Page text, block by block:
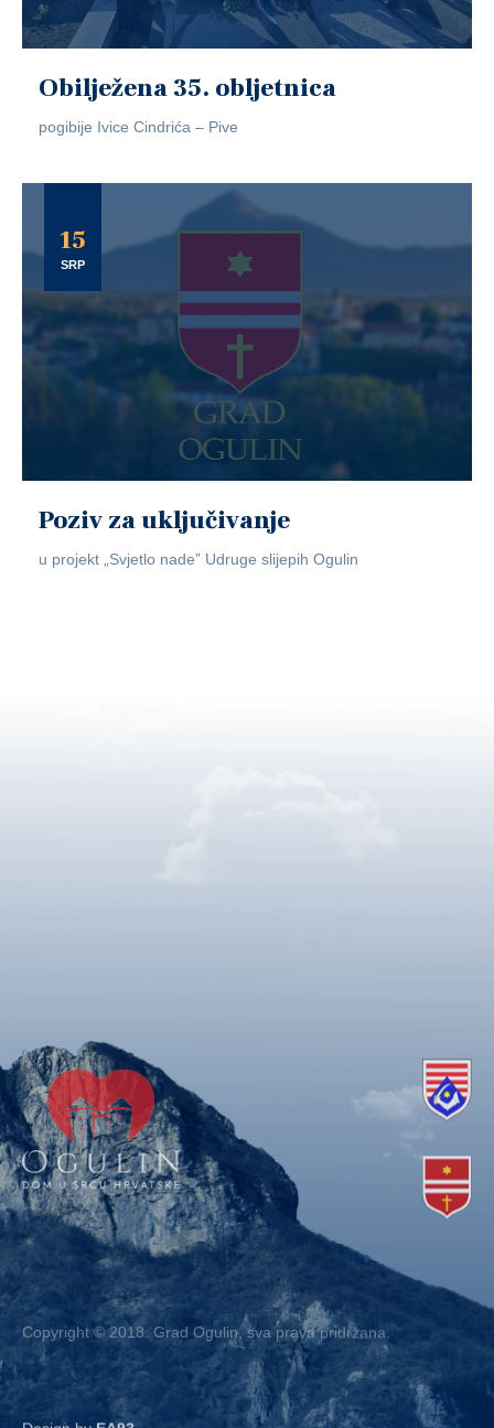
Obilježena 35. obljetnica
pogibije Ivice Cindrića – Pive
15
SRP
Poziv za uključivanje
u projekt „Svjetlo nade” Udruge slijepih Ogulin
Copyright © 2018. Grad Ogulin, sva prava pridržana.
Design by EA93